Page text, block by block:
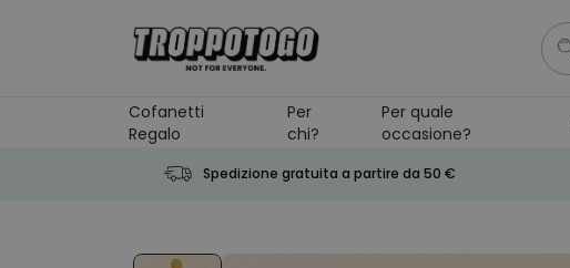
Cofanetti
Regalo
Per
chi?
Per quale
occasione?
Spedizione gratuita a partire da 50 €